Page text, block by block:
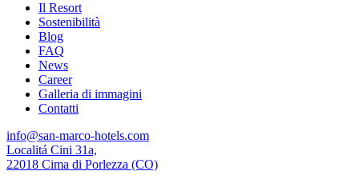
Il Resort
Sostenibilità
Blog
FAQ
News
Career
Galleria di immagini
Contatti
info@san-marco-hotels.com
Localitá Cini 31a,
22018 Cima di Porlezza (CO)